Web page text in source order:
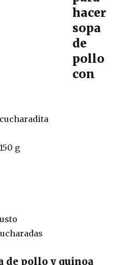
hacer
sopa
de
pollo
con
g
de pollo y quinoa